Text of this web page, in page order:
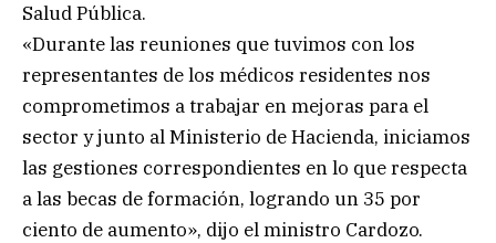
Salud Pública.
«Durante las reuniones que tuvimos con los
representantes de los médicos residentes nos
comprometimos a trabajar en mejoras para el
sector y junto al Ministerio de Hacienda, iniciamos
las gestiones correspondientes en lo que respecta
a las becas de formación, logrando un 35 por
ciento de aumento», dijo el ministro Cardozo.